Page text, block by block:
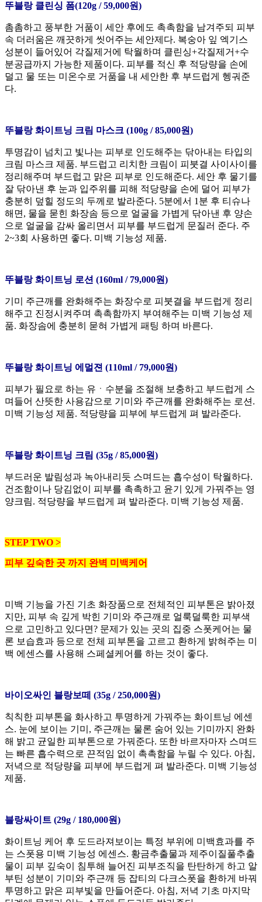
뚜블랑 클린싱 폼(120g / 59,000원)
촘촘하고 풍부한 거품이 세안 후에도 촉촉함을 남겨주되 피부
속 더러움은 깨끗하게 씻어주는 세안제다. 복숭아 잎 엑기스
성분이 들어있어 각질제거에 탁월하며 클린싱+각질제거+수
분공급까지 가능한 제품이다. 피부를 적신 후 적당량을 손에
덜고 물 또는 미온수로 거품을 내 세안한 후 부드럽게 헹궈준
다.
뚜블랑 화이트닝 크림 마스크 (100g / 85,000원)
투명감이 넘치고 빛나는 피부로 인도해주는 닦아내는 타입의
크림 마스크 제품. 부드럽고 리치한 크림이 피붓결 사이사이를
정리해주며 부드럽고 맑은 피부로 인도해준다. 세안 후 물기를
잘 닦아낸 후 눈과 입주위를 피해 적당량을 손에 덜어 피부가
충분히 덮힐 정도의 두께로 발라준다. 5분에서 1분 후 티슈나
해면, 물을 묻힌 화장솜 등으로 얼굴을 가볍게 닦아낸 후 양손
으로 얼굴을 감싸 올리면서 피부를 부드럽게 문질러 준다. 주
2~3회 사용하면 좋다. 미백 기능성 제품.
뚜블랑 화이트닝 로션 (160ml / 79,000원)
기미 주근깨를 완화해주는 화장수로 피붓결을 부드럽게 정리
해주고 진정시켜주며 촉촉함까지 부여해주는 미백 기능성 제
품. 화장솜에 충분히 묻혀 가볍게 패팅 하며 바른다.
뚜블랑 화이트닝 에멀젼 (110ml / 79,000원)
피부가 필요로 하는 유ㆍ수분을 조절해 보충하고 부드럽게 스
며들어 산뜻한 사용감으로 기미와 주근깨를 완화해주는 로션.
미백 기능성 제품. 적당량을 피부에 부드럽게 펴 발라준다.
뚜블랑 화이트닝 크림 (35g / 85,000원)
부드러운 발림성과 녹아내리듯 스며드는 흡수성이 탁월하다.
건조함이나 당김없이 피부를 촉촉하고 윤기 있게 가꿔주는 영
양크림. 적당량을 부드럽게 펴 발라준다. 미백 기능성 제품.
STEP TWO >
피부 깊숙한 곳 까지 완벽 미백케어
미백 기능을 가진 기초 화장품으로 전체적인 피부톤은 밝아졌
지만, 피부 속 깊게 박힌 기미와 주근깨로 얼룩덜룩한 피부색
으로 고민하고 있다면? 문제가 있는 곳의 집중 스폿케어는 물
론 보습효과 등으로 전체 피부톤을 고르고 환하게 밝혀주는 미
백 에센스를 사용해 스페셜케어를 하는 것이 좋다.
바이오싸인 블랑보떼 (35g / 250,000원)
칙칙한 피부톤을 화사하고 투명하게 가꿔주는 화이트닝 에센
스. 눈에 보이는 기미, 주근깨는 물론 숨어 있는 기미까지 완화
해 밝고 균일한 피부톤으로 가꿔준다. 또한 바르자마자 스며드
는 빠른 흡수력으로 끈적임 없이 촉촉함을 누릴 수 있다. 아침,
저녁으로 적당량을 피부에 부드럽게 펴 발라준다. 미백 기능성
제품.
블랑싸이트 (29g / 180,000원)
화이트닝 케어 후 도드라져보이는 특정 부위에 미백효과를 주
는 스폿용 미백 기능성 에센스. 황금추출물과 제주이질풀추출
물이 피부 깊숙이 침투해 늘어진 피부조직을 탄탄하게 하고 알
부틴 성분이 기미와 주근깨 등 잡티의 다크스폿을 환하게 바꿔
투명하고 맑은 피부빛을 만들어준다. 아침, 저녁 기초 마지막